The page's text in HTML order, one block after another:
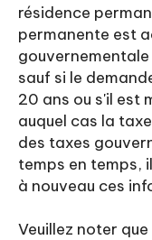
résidence
permanente est
sauf si le
20 ans ou s'il est
auquel cas la
des taxes
temps en temps,
à nouveau ces
Veuillez noter